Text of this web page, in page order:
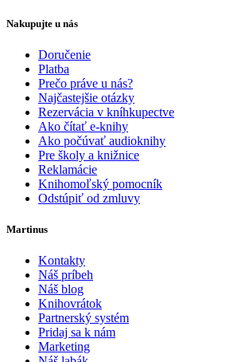
Nakupujte u nás
Doručenie
Platba
Prečo práve u nás?
Najčastejšie otázky
Rezervácia v kníhkupectve
Ako čítať e-knihy
Ako počúvať audioknihy
Pre školy a knižnice
Reklamácie
Knihomoľský pomocník
Odstúpiť od zmluvy
Martinus
Kontakty
Náš príbeh
Náš blog
Knihovrátok
Partnerský systém
Pridaj sa k nám
Marketing